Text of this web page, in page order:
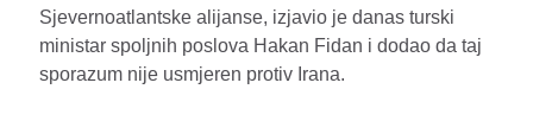
Sjevernoatlantske alijanse, izjavio je danas turski
ministar spoljnih poslova Hakan Fidan i dodao da taj
sporazum nije usmjeren protiv Irana.